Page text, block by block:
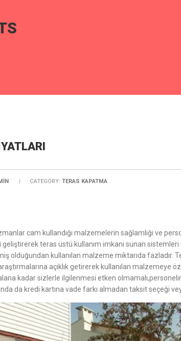
CATEGORY: TERAS KAPATMA
cam kullandığı malzemelerin sağlamlığı ve
teras üstü kullanım imkanı sunan
olduğundan kullanılan malzeme miktarıda
açıklık getirerek kullanılan malzemeye
alana kadar sizlerle ilgilenmesi etken
da kredi kartına vade farkı almadan taksit seçeği